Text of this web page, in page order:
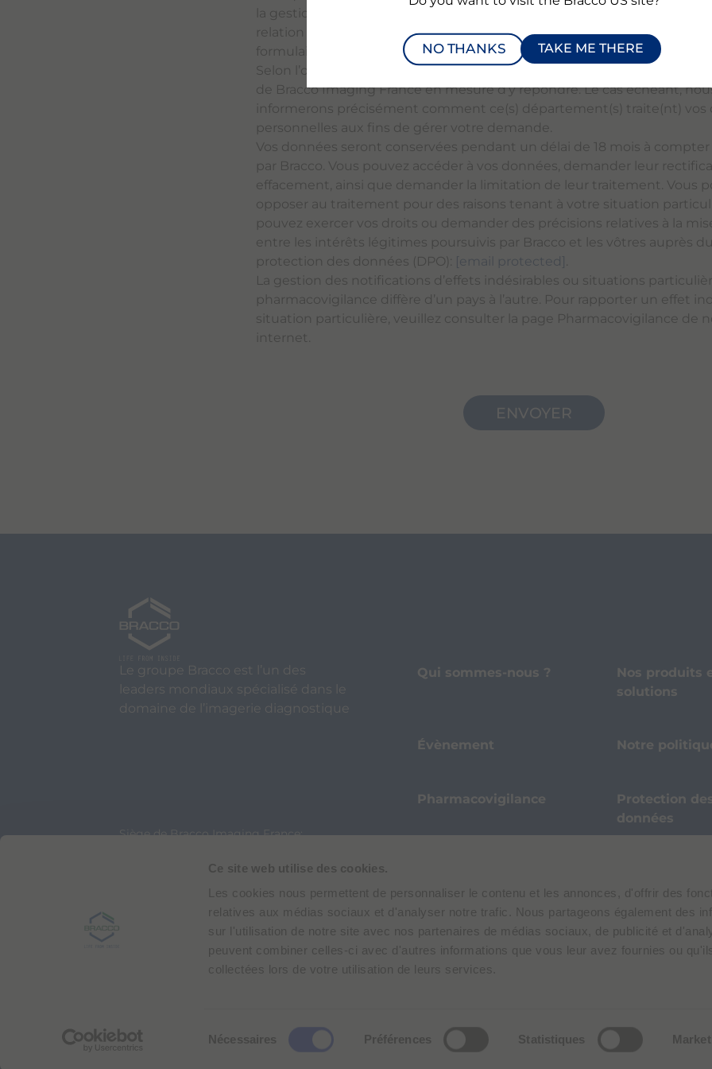
Ce site web utilise des cookies.
Les cookies nous permettent de personnaliser le contenu et les annonces, d'offrir des
relatives aux médias sociaux et d'analyser notre trafic. Nous partageons également des
sur l'utilisation de notre site avec nos partenaires de médias sociaux, de publicité et
peuvent combiner celles-ci avec d'autres informations que vous leur avez fournies ou
collectées lors de votre utilisation de leurs services.
Nécessaires Préférences Statistiques
la gestion et la maintenance du site internet Bracco et de l’outil de
relation client (outil CRM servant à suivre et traiter les demandes
formulaire ci-dessus).
Selon l’objet de votre demande, vos données seront transmises au(x)
de Bracco Imaging France en mesure d’y répondre. Le cas échéant,
informerons précisément comment ce(s) département(s) traite(nt) vos
personnelles aux fins de gérer votre demande.
Vos données seront conservées pendant un délai de 18 mois à
par Bracco. Vous pouvez accéder à vos données, demander leur
effacement, ainsi que demander la limitation de leur traitement. Vous
opposer au traitement pour des raisons tenant à votre situation
pouvez exercer vos droits ou demander des précisions relatives à la
entre les intérêts légitimes poursuivis par Bracco et les vôtres auprès
protection des données (DPO): [email protected] .
La gestion des notifications d’effets indésirables ou situations
pharmacovigilance diffère d’un pays à l’autre. Pour rapporter un effet
situation particulière, veuillez consulter la page Pharmacovigilance de
internet.
Le groupe Bracco est l’un des
leaders mondiaux spécialisé dans le
domaine de l’imagerie diagnostique
Qui sommes-nous ?
Nos produits
solutions
Évènement Notre
Pharmacovigilance
Protection
données
Siège de Bracco Imaging France:
Téléphone: 01 60 79 82 76
Siège du groupe Bracco:
20134 Milan, Italy
Bracco Copyright © 2026 | Siège international : Via E. Folli, 50, 20134 Milano, Italy | Capital : € 104.000.000 f.p. | VAT
NO THANKS TAKE ME THERE